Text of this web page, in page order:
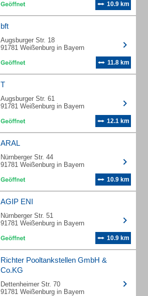
10.9 km
bft
Augsburger Str. 18
91781 Weißenburg in Bayern
11.8 km
T
Augsburger Str. 61
91781 Weißenburg in Bayern
12.1 km
ARAL
Nürnberger Str. 44
91781 Weißenburg in Bayern
10.9 km
AGIP ENI
Nürnberger Str. 51
91781 Weißenburg in Bayern
10.9 km
Richter Pooltankstellen GmbH &
Co.KG
Dettenheimer Str. 70
91781 Weißenburg in Bayern